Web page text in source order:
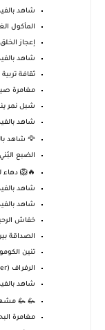
شاهد
المأكول
إعجاز
شاهد
ثقافة
مغامرة
شبل نمر
شاهد
🦅 شاهد
الضبع
🔥🦁 دهاء
شاهد
شاهد
خفاش
الصداقة
تنين
الرفراف (Kingfisher): الطائر الصياد الماهر واسرار ...
شاهد
🦗 🦗 مشهد
مغامرة البحث عن